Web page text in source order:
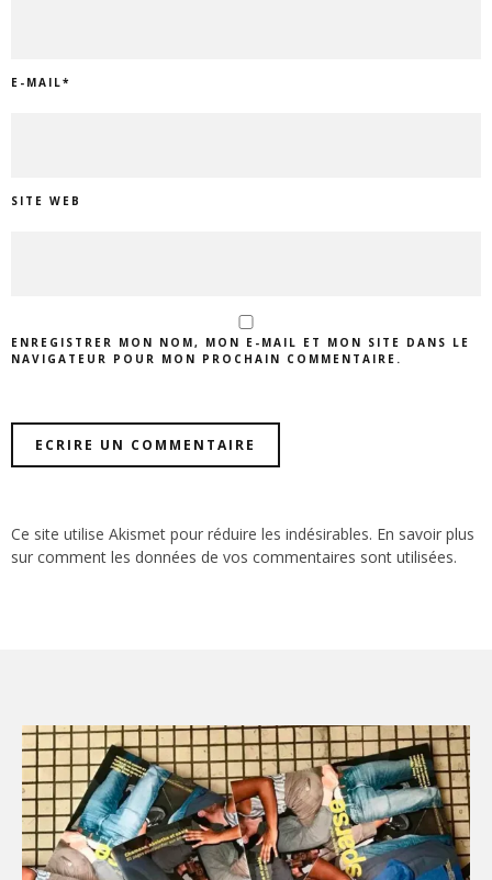
E-MAIL*
SITE WEB
ENREGISTRER MON NOM, MON E-MAIL ET MON SITE DANS LE
NAVIGATEUR POUR MON PROCHAIN COMMENTAIRE.
Ce site utilise Akismet pour réduire les indésirables. En savoir plus
sur comment les données de vos commentaires sont utilisées.